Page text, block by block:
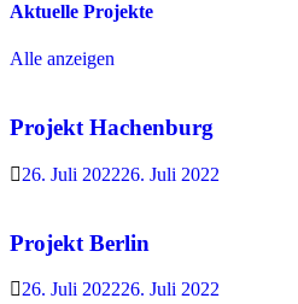
Aktuelle Projekte
Alle anzeigen
Projekt Hachenburg
26. Juli 202226. Juli 2022
Projekt Berlin
26. Juli 202226. Juli 2022